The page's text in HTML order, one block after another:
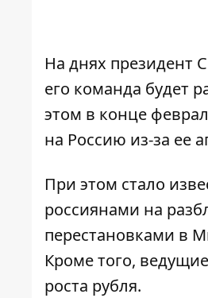
На днях президент
его команда будет
этом в конце
на Россию из-за ее
При этом стало
россиянами на
перестановками в
Кроме того,
роста рубля.